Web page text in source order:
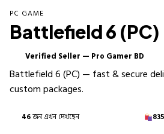
PC GAME
Battlefield 6 (PC)
Verified Seller — Pro Gamer BD
Battlefield 6 (PC) — fast & secure
custom packages.
46জন এখন দেখছেন 835